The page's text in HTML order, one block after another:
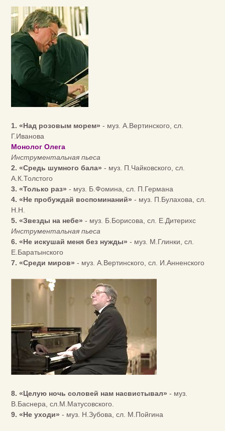
1. «Над розовым морем» - муз. А.Вертинского, сл.
Г.Иванова
Монолог Олега
Инструментальная пьеса
2. «Средь шумного бала» - муз. П.Чайковского, сл.
А.К.Толстого
3. «Только раз» - муз. Б.Фомина, сл. П.Германа
4. «Не пробуждай воспоминаний» - муз. П.Булахова, сл.
Н.Н.
5. «Звезды на небе» - муз. Б.Борисова, сл. Е.Дитерихс
Инструментальная пьеса
6. «Не искушай меня без нужды» - муз. М.Глинки, сл.
Е.Баратынского
7. «Среди миров» - муз. А.Вертинского, сл. И.Анненского
8. «Целую ночь соловей нам насвистывал» - муз.
В.Баснера, сл.М.Матусовского.
9. «Не уходи» - муз. Н.Зубова, сл. М.Пойгина